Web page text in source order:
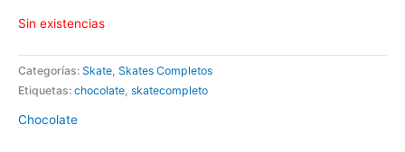
Sin existencias
Categorías: Skate, Skates Completos
Etiquetas: chocolate, skatecompleto
Chocolate